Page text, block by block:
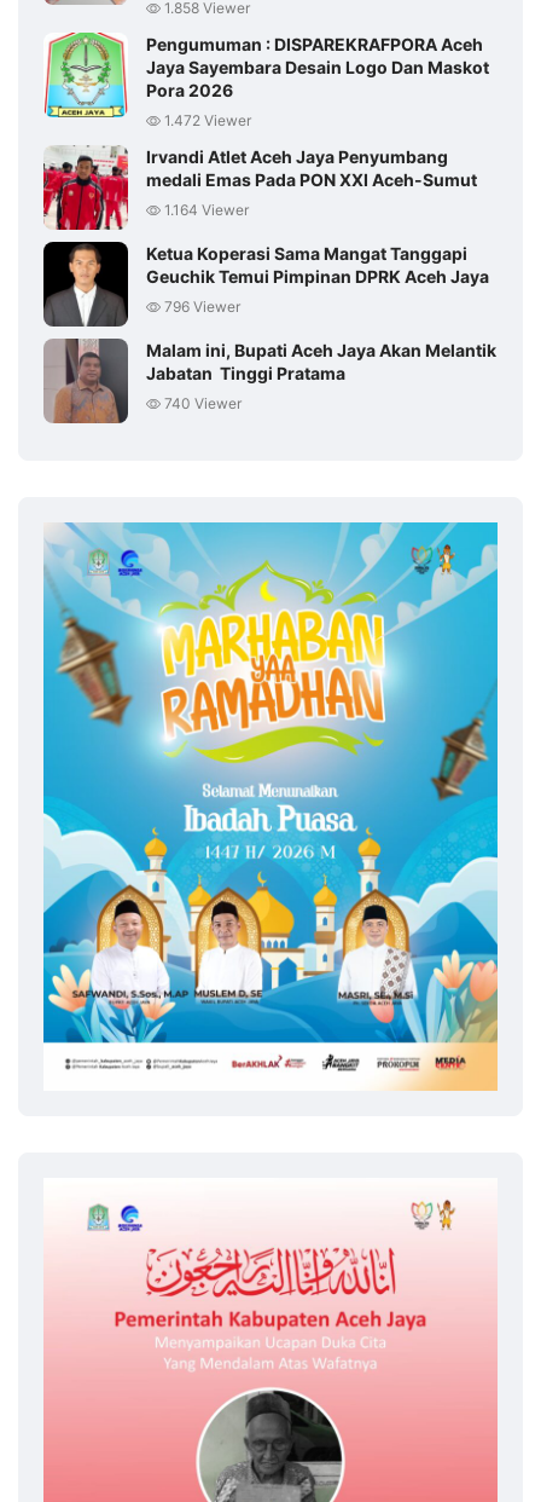
1.858 Viewer
Pengumuman : DISPAREKRAFPORA Aceh
Jaya Sayembara Desain Logo Dan Maskot
Pora 2026
1.472 Viewer
Irvandi Atlet Aceh Jaya Penyumbang
medali Emas Pada PON XXI Aceh-Sumut
1.164 Viewer
Ketua Koperasi Sama Mangat Tanggapi
Geuchik Temui Pimpinan DPRK Aceh Jaya
796 Viewer
Malam ini, Bupati Aceh Jaya Akan Melantik
Jabatan Tinggi Pratama
740 Viewer